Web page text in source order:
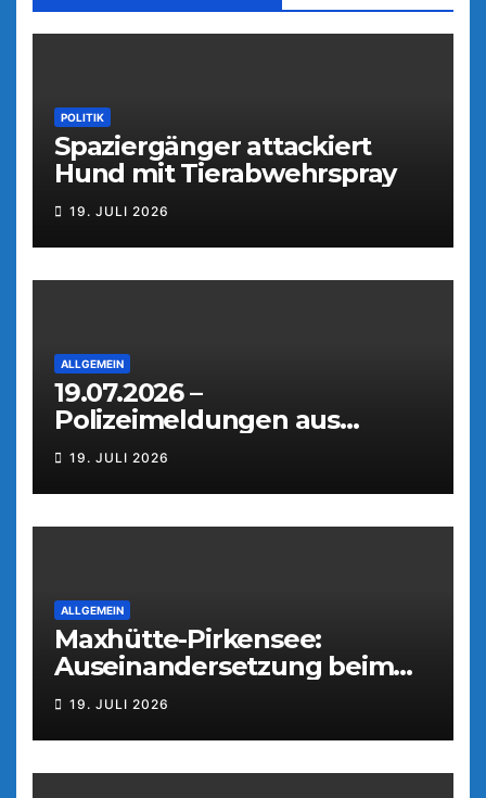
POLITIK
Spaziergänger attackiert
Hund mit Tierabwehrspray
19. JULI 2026
ALLGEMEIN
19.07.2026 –
Polizeimeldungen aus
Weiden
19. JULI 2026
ALLGEMEIN
Maxhütte-Pirkensee:
Auseinandersetzung beim
Parkfest
19. JULI 2026